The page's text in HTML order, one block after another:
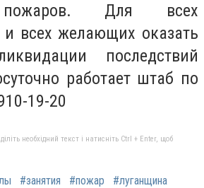
пожаров. Для всех
и всех желающих оказать
последствий
работает штаб по
19-20
необхідний текст і натисніть Ctrl + Enter, щоб
#занятия #пожар #луганщина